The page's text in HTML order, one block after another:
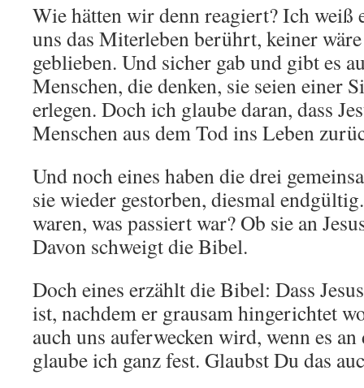
Wie hätten wir denn reagiert? Ich weiß
uns das Miterleben berührt, keiner
geblieben. Und sicher gab und gibt es
Menschen, die denken, sie seien einer
erlegen. Doch ich glaube daran, dass
Menschen aus dem Tod ins Leben
Und noch eines haben die drei
sie wieder gestorben, diesmal
waren, was passiert war? Ob sie an
Davon schweigt die Bibel.
Doch eines erzählt die Bibel: Dass
ist, nachdem er grausam hingerichtet
auch uns auferwecken wird, wenn es
glaube ich ganz fest. Glaubst Du das